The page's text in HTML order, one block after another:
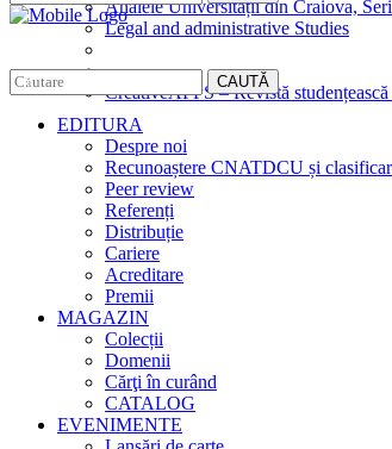
Analele Universității din Craiova,
Legal and administrative Studies
CreativeAPPS – Revistă
CAUTĂ
EDITURA
Despre noi
Recunoaștere CNATDCU și
Peer review
Referenți
Distribuție
Cariere
Acreditare
Premii
MAGAZIN
Colecții
Domenii
Cărţi în curând
CATALOG
EVENIMENTE